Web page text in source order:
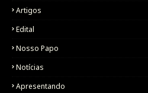
Artigos
Edital
Nosso Papo
Notícias
Apresentando